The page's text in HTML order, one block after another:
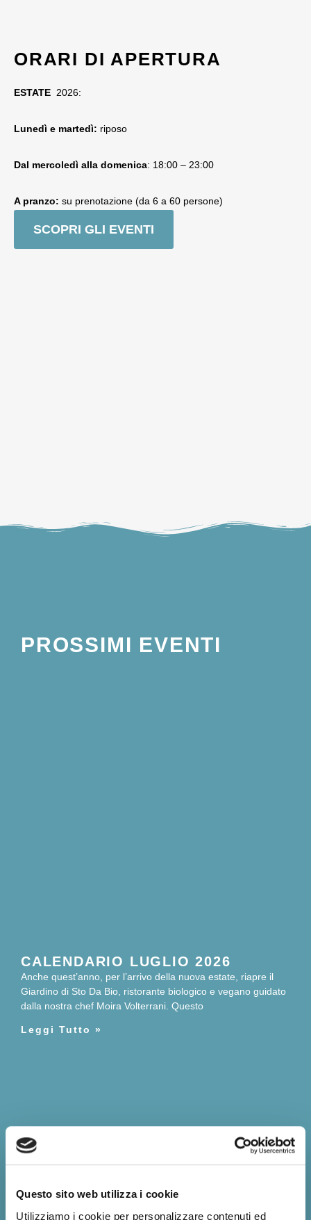
Questo sito web utilizza i cookie
Utilizziamo i cookie per personalizzare contenuti ed
ORARI DI APERTURA
ESTATE 2026:
Lunedì e martedì: riposo
Dal mercoledì alla domenica: 18:00 – 23:00
A pranzo: su prenotazione (da 6 a 60 persone)
SCOPRI GLI EVENTI
PROSSIMI EVENTI
CALENDARIO LUGLIO 2026
Anche quest’anno, per l’arrivo della nuova estate, riapre il
Giardino di Sto Da Bio, ristorante biologico e vegano guidato
dalla nostra chef Moira Volterrani. Questo
Leggi Tutto »